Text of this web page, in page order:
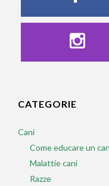
CATEGORIE
Cani
Come educare un
Malattie cani
Razze